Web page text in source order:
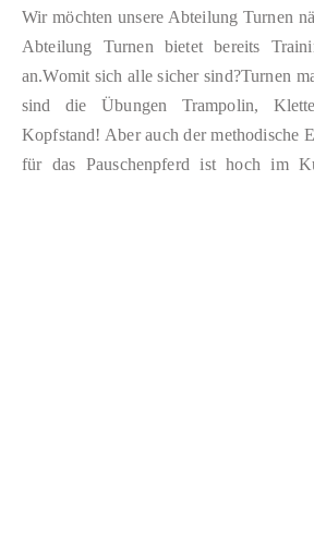
Wir möchten unsere Abteilung Turnen
Abteilung Turnen bietet bereits
an.Womit sich alle sicher sind?Turnen
sind die Übungen Trampolin,
Kopfstand! Aber auch der methodische
für das Pauschenpferd ist hoch im